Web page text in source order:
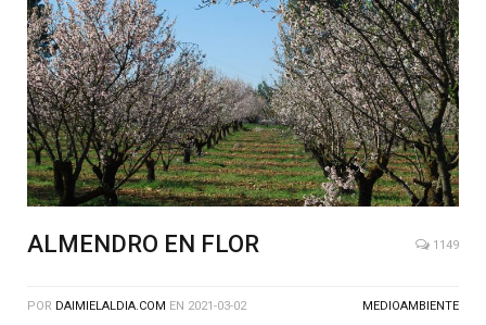
ALMENDRO EN FLOR 1149
POR DAIMIELALDIA.COM EN 2021-03-02 MEDIOAMBIENTE